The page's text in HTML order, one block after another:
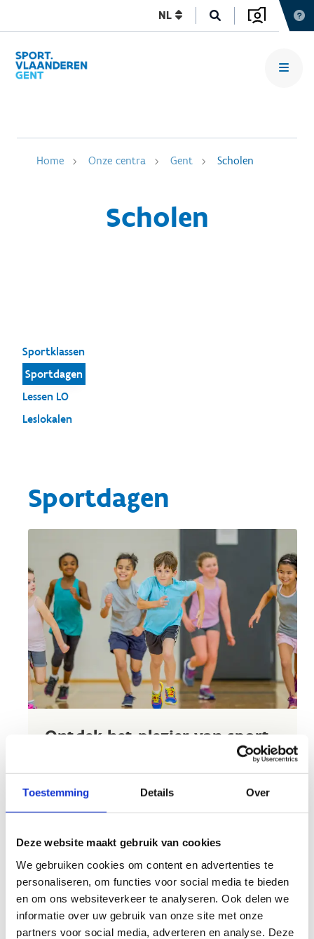
Toestemming Details Over
Deze website maakt gebruik van cookies
We gebruiken cookies om content en advertenties te
personaliseren, om functies voor social media te bieden
en om ons websiteverkeer te analyseren. Ook delen we
informatie over uw gebruik van onze site met onze
partners voor social media, adverteren en analyse. Deze
NL
Home Onze centra Gent Scholen
Scholen
Sportklassen
Sportdagen
Lessen LO
Leslokalen
Sportdagen
Ontdek het plezier van sport
Op sportdag met je klas of school? Wij bezorgen
maken graag een programma op maat van jouw
school of klasgroep.
Atletiek, baanwielrennen, BMX, gymnastiek...
behoren allemaal tot de mogelijkheden.
Neem gerust contact op en we bekijken samen
de verschillende mogelijkheden.